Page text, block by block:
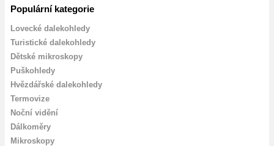
Populární kategorie
Lovecké dalekohledy
Turistické dalekohledy
Dětské mikroskopy
Puškohledy
Hvězdářské dalekohledy
Termovize
Noční vidění
Dálkoměry
Mikroskopy